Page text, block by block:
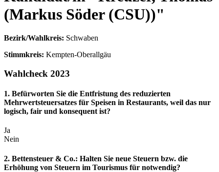
(Markus Söder (CSU))"
Bezirk/Wahlkreis: Schwaben
Stimmkreis: Kempten-Oberallgäu
Wahlcheck 2023
1. Befürworten Sie die Entfristung des reduzierten
Mehrwertsteuersatzes für Speisen in Restaurants, weil das nur
logisch, fair und konsequent ist?
Ja
Nein
2. Bettensteuer & Co.: Halten Sie neue Steuern bzw. die
Erhöhung von Steuern im Tourismus für notwendig?